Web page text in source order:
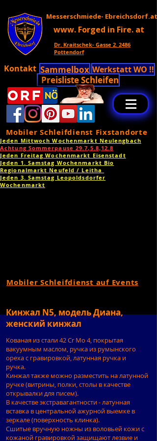
Messerschmiede- Ebreichsdorf.at
www. Forged in Fire. at
Dr. Kraitschek- Gasse 2. 2486
Pottendorf
Kontakt Sammelbox Werkstatt WO !!
Preisliste Schleifen
Mobiler Schleifdienst Fixstandorte
Jeden Mittwoch Wochenmarkt Neulengbach
Achtung Sommerpause 29.7,5.8,12.8
Jeden Freitag Wochenmarkt Eisenstadt
Jeden 1. Samstag Wochenmarkt Bio
Regionalmarkt Neufeld / Leitha
Jeden 3. Samstag Leopoldsdorfer
Wochenmarkt
Mobiler Schleifdienst auf Events
Кинжал N5, модель Диана,
женский кинжал
Кованая из стали 42 Cr Mo 4, покрытая
вакуумным маслом, ручка из румынского
ореха с гравировкой, латунная ручка и
ручка.
Кинжал также можно разместить на латунной
ручке (витрины, полки, столы в качестве
открывалки для писем).
В качестве экстравагантности - латунная
вставка в центральной ажурной выемке в
зеркале (поверхность клинка).
Сшитые вручную ножны из воловьей кожи с
кожаной гравировкой защищают лезвие и